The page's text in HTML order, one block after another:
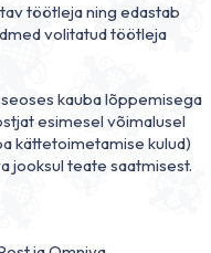
töötleja ning edastab
volitatud töötleja
kauba lõppemisega
esimesel võimalusel
kättetoimetamise kulud)
jooksul teate saatmisest.